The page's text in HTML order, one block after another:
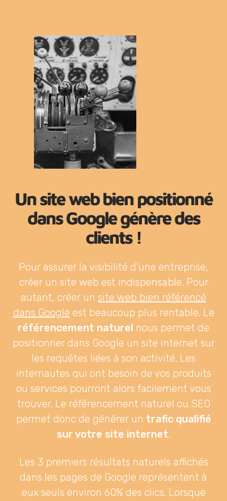
Un site web bien positionné
dans Google génère des
clients !
Pour assurer la visibilité d’une entreprise,
créer un site web est indispensable. Pour
autant, créer un site web bien référencé
dans Google est beaucoup plus rentable. Le
référencement naturel nous permet de
positionner dans Google un site internet sur
les requêtes liées à son activité. Les
internautes qui ont besoin de vos produits
ou services pourront alors facilement vous
trouver. Le référencement naturel ou SEO
permet donc de générer un trafic qualifié
sur votre site internet.
Les 3 premiers résultats naturels affichés
dans les pages de Google représentent à
eux seuls environ 60% des clics. Lorsque